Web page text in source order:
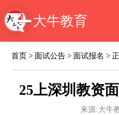
大牛教育
首页 >面试公告 >面试报名 >
25上深圳教资
来源:大牛